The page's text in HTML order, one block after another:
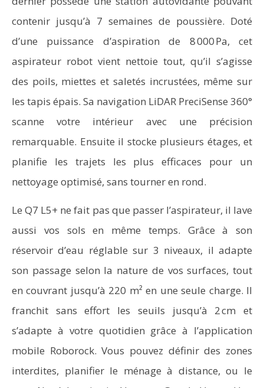
contenir jusqu’à 7 semaines de poussière. Doté
d’une puissance d’aspiration de 8 000 Pa, cet
aspirateur robot vient nettoie tout, qu’il s’agisse
des poils, miettes et saletés incrustées, même sur
les tapis épais. Sa navigation LiDAR PreciSense 360°
scanne votre intérieur avec une précision
remarquable. Ensuite il stocke plusieurs étages, et
planifie les trajets les plus efficaces pour un
nettoyage optimisé, sans tourner en rond.
Le Q7 L5+ ne fait pas que passer l’aspirateur, il lave
aussi vos sols en même temps. Grâce à son
réservoir d’eau réglable sur 3 niveaux, il adapte
son passage selon la nature de vos surfaces, tout
en couvrant jusqu’à 220 m² en une seule charge. Il
franchit sans effort les seuils jusqu’à 2 cm et
s’adapte à votre quotidien grâce à l’application
mobile Roborock. Vous pouvez définir des zones
interdites, planifier le ménage à distance, ou le